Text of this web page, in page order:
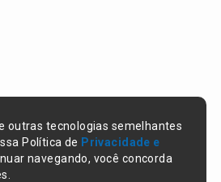
outras tecnologias semelhantes
Política de Privacidade e
navegando, você concorda